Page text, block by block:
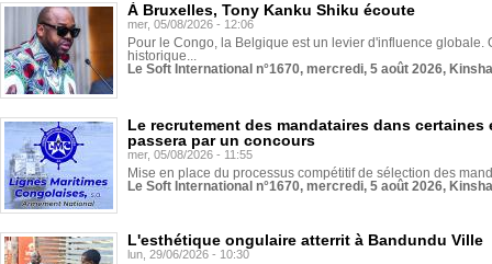
À Bruxelles, Tony Kanku Shiku écoute
mer, 05/08/2026 - 12:06
Pour le Congo, la Belgique est un levier d'influence globale.
historique...
Le Soft International n°1670, mercredi, 5 août 2026,
Le recrutement des mandataires dans
passera par un concours
mer, 05/08/2026 - 11:55
Mise en place du processus compétitif de sélection des
Le Soft International n°1670, mercredi, 5 août 2026,
L'esthétique ongulaire atterrit à Bandundu Ville
lun, 29/06/2026 - 10:30